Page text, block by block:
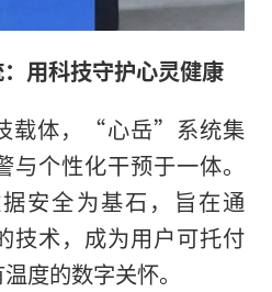
用科技守护心灵健康
载体，“心岳”系统集
个性化干预于一体。
安全为基石，旨在通
术，成为用户可托付
度的数字关怀。